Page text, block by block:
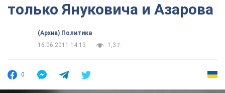
только Януковича и Азарова
(Архив) Политика
16.06.2011 14:13
1,3 т.
0